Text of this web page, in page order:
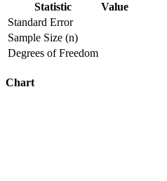
Statistic
Value
Standard Error
Sample Size (n)
Degrees of Freedom
Chart